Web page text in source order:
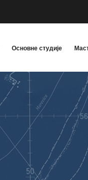
Основне студије